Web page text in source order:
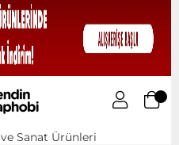
Sanat Ürünleri